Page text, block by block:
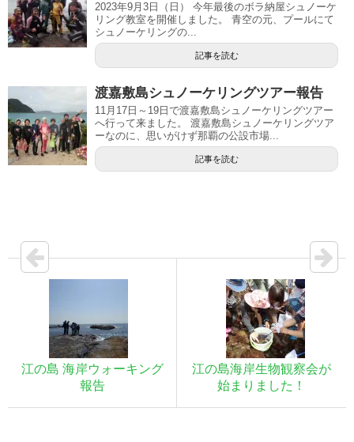
2023年9月3日（日） 今年最後のボラ納屋シュノーケ
リング教室を開催しました。 青空の元、プールにて
シュノーケリングの...
記事を読む
渡嘉敷島シュノーケリングツアー報告
11月17日～19日で渡嘉敷島シュノーケリングツアー
へ行って来ました。 渡嘉敷島シュノーケリングツア
ーなのに、思いがけず那覇の公設市場...
記事を読む
江の島 海岸ウォーキング
報告
江の島海岸生物観察会が
始まりました！